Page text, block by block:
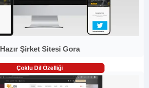
Hazır Şirket Sitesi Gora
Çoklu Dil Özelliği